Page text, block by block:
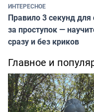
ИНТЕРЕСНОЕ
Правило 3 секунд для
за проступок —
сразу и без криков
Главное и